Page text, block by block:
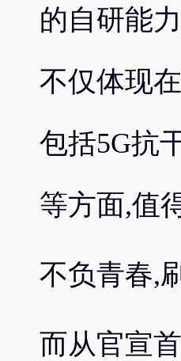
的自研能
不仅体现
包括5G抗
等方面,值
不负青春,
而从官宣